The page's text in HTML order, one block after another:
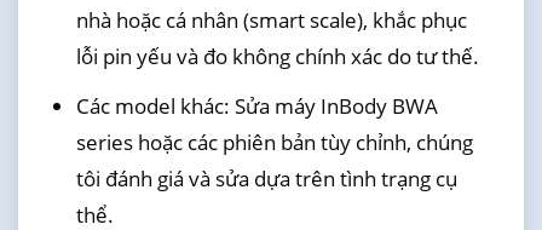
nhà hoặc cá nhân (smart scale), khắc phục
lỗi pin yếu và đo không chính xác do tư thế.
Các model khác: Sửa máy InBody BWA
series hoặc các phiên bản tùy chỉnh, chúng
tôi đánh giá và sửa dựa trên tình trạng cụ
thể.